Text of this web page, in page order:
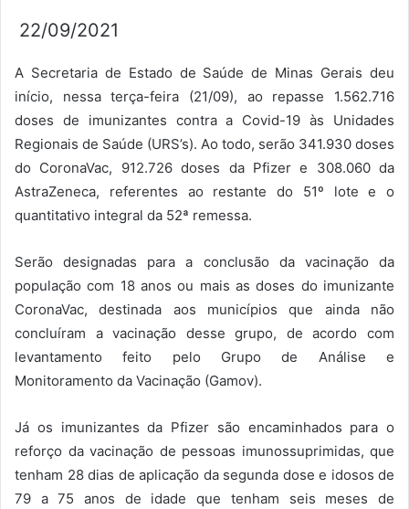
22/09/2021
A Secretaria de Estado de Saúde de Minas Gerais deu
início, nessa terça-feira (21/09), ao repasse 1.562.716
doses de imunizantes contra a Covid-19 às Unidades
Regionais de Saúde (URS’s). Ao todo, serão 341.930 doses
do CoronaVac, 912.726 doses da Pfizer e 308.060 da
AstraZeneca, referentes ao restante do 51º lote e o
quantitativo integral da 52ª remessa.
Serão designadas para a conclusão da vacinação da
população com 18 anos ou mais as doses do imunizante
CoronaVac, destinada aos municípios que ainda não
concluíram a vacinação desse grupo, de acordo com
levantamento feito pelo Grupo de Análise e
Monitoramento da Vacinação (Gamov).
Já os imunizantes da Pfizer são encaminhados para o
reforço da vacinação de pessoas imunossuprimidas, que
tenham 28 dias de aplicação da segunda dose e idosos de
79 a 75 anos de idade que tenham seis meses de